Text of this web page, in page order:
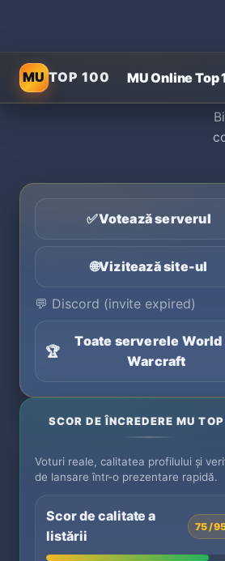
MUTOP 100 MU Online Top
✅Votează serverul
🌐Vizitează site-ul
💬 Discord (invite expired)
🏆
Toate serverele World
Warcraft
SCOR DE ÎNCREDERE MU
Voturi reale, calitatea profilului și
de lansare într-o prezentare rapidă.
Scor de calitate a
listării
75 /